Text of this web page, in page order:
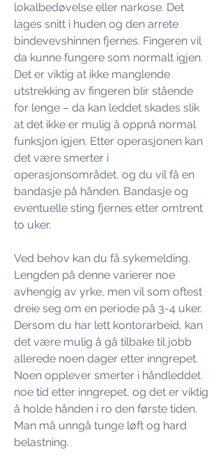
lokalbedøvelse eller narkose. Det
lages snitt i huden og den arrete
bindevevshinnen fjernes. Fingeren vil
da kunne fungere som normalt igjen.
Det er viktig at ikke manglende
utstrekking av fingeren blir stående
for lenge – da kan leddet skades slik
at det ikke er mulig å oppnå normal
funksjon igjen. Etter operasjonen kan
det være smerter i
operasjonsområdet, og du vil få en
bandasje på hånden. Bandasje og
eventuelle sting fjernes etter omtrent
to uker.
Ved behov kan du få sykemelding.
Lengden på denne varierer noe
avhengig av yrke, men vil som oftest
dreie seg om en periode på 3-4 uker.
Dersom du har lett kontorarbeid, kan
det være mulig å gå tilbake til jobb
allerede noen dager etter inngrepet.
Noen opplever smerter i håndleddet
noe tid etter inngrepet, og det er viktig
å holde hånden i ro den første tiden.
Man må unngå tunge løft og hard
belastning.